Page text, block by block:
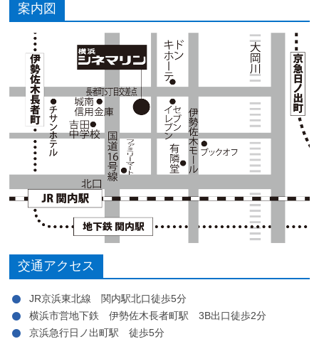
案内図
交通アクセス
JR京浜東北線 関内駅北口徒歩5分
横浜市営地下鉄 伊勢佐木長者町駅 3B出口徒歩2分
京浜急行日ノ出町駅 徒歩5分